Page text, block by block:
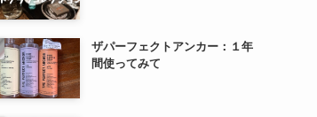
ザパーフェクトアンカー：１年
間使ってみて